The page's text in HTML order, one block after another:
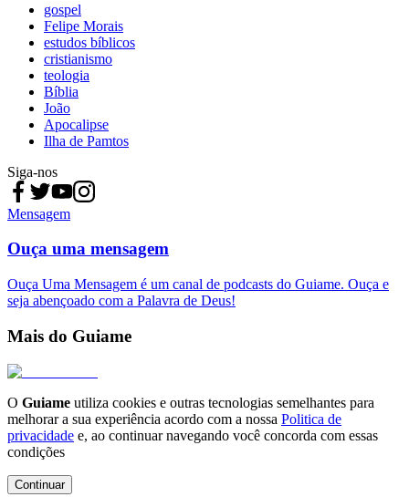
gospel
Felipe Morais
estudos bíblicos
cristianismo
teologia
Bíblia
João
Apocalipse
Ilha de Pamtos
Siga-nos
Mensagem
Ouça uma mensagem
Ouça Uma Mensagem é um canal de podcasts do Guiame. Ouça e
seja abençoado com a Palavra de Deus!
Mais do Guiame
O Guiame utiliza cookies e outras tecnologias semelhantes para
melhorar a sua experiência acordo com a nossa Politica de
privacidade e, ao continuar navegando você concorda com essas
condições
Continuar